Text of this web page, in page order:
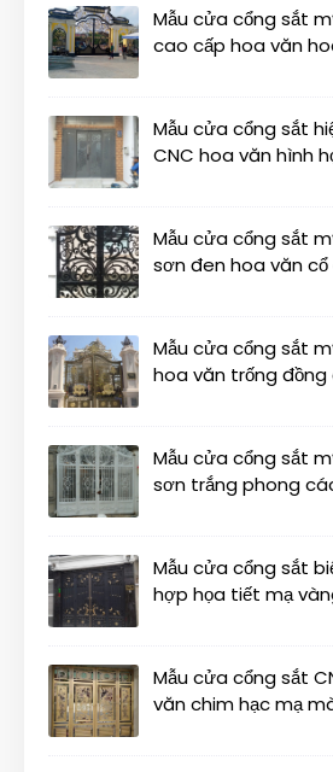
Mẫu cửa cổng sắt
cao cấp hoa văn
Mẫu cửa cổng sắt
CNC hoa văn hình
Mẫu cửa cổng sắt
sơn đen hoa văn cổ
Mẫu cửa cổng sắt
hoa văn trống đồng
Mẫu cửa cổng sắt
sơn trắng phong
Mẫu cửa cổng sắt
hợp họa tiết mạ
Mẫu cửa cổng sắt
văn chim hạc mạ